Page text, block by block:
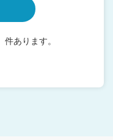
件あります。